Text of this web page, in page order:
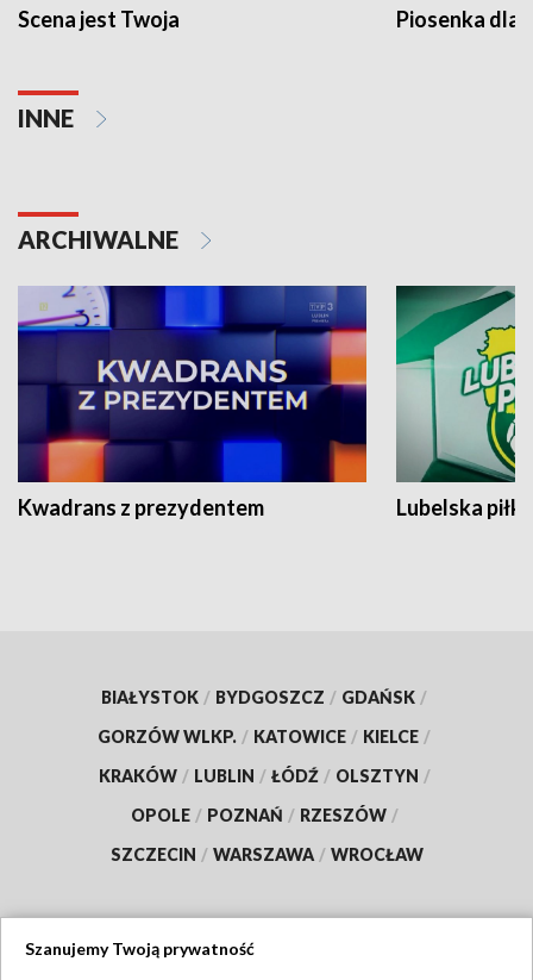
Scena jest Twoja Piosenka dla
INNE
ARCHIWALNE
Kwadrans z prezydentem Lubelska piłka
BIAŁYSTOK / BYDGOSZCZ / GDAŃSK /
GORZÓW WLKP. / KATOWICE / KIELCE /
KRAKÓW / LUBLIN / ŁÓDŹ / OLSZTYN /
OPOLE / POZNAŃ / RZESZÓW /
SZCZECIN / WARSZAWA / WROCŁAW
Szanujemy Twoją prywatność